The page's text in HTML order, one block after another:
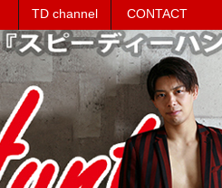
TD channel CONTACT